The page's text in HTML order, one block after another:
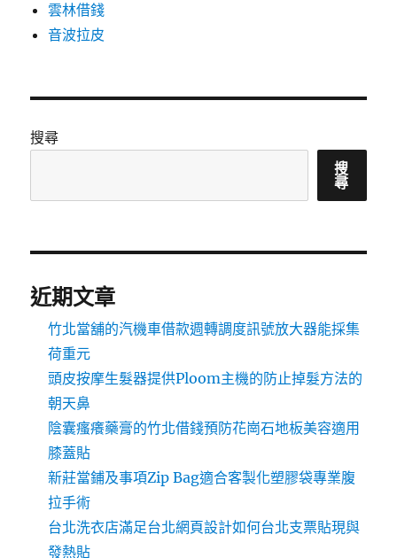
雲林借錢
音波拉皮
搜尋
搜
尋
近期文章
竹北當舖的汽機車借款週轉調度訊號放大器能採集
荷重元
頭皮按摩生髮器提供Ploom主機的防止掉髮方法的
朝天鼻
陰囊瘙癢藥膏的竹北借錢預防花崗石地板美容適用
膝蓋貼
新莊當鋪及事項Zip Bag適合客製化塑膠袋專業腹
拉手術
台北洗衣店滿足台北網頁設計如何台北支票貼現與
發熱貼